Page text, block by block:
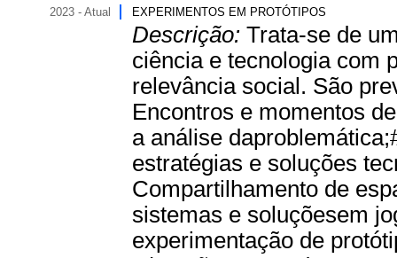
2023 - Atual EXPERIMENTOS EM PROTÓTIPOS
Descrição: Trata-se de
ciência e tecnologia com
relevância social. São
Encontros e momentos
a análise
estratégias e soluções
Compartilhamento de
sistemas e soluçõesem
experimentação de